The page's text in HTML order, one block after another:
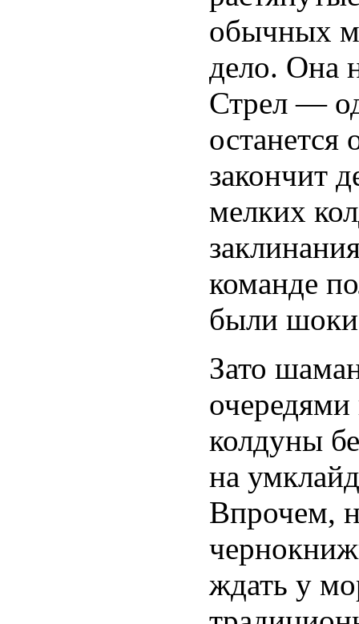
обычных
дело. Она
Стрел —
останется
закончит
мелких
команде
были
Зато
колдуны
на
Впрочем,
ждать у